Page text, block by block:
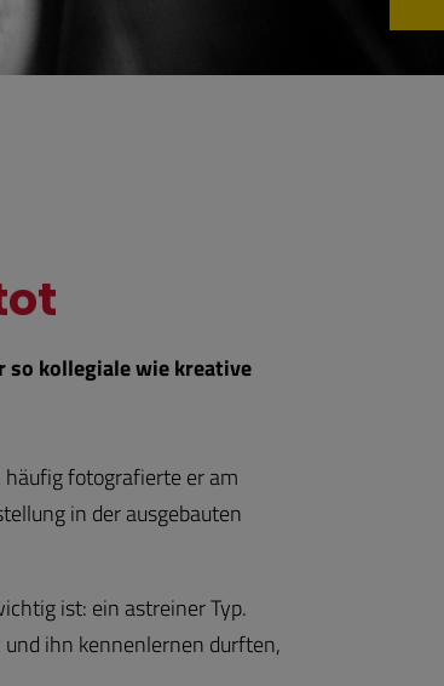
so kollegiale wie kreative
häufig fotografierte er am
in der ausgebauten
ist: ein astreiner Typ.
und ihn kennenlernen durften,